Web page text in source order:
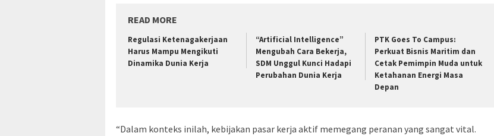
READ MORE
Regulasi Ketenagakerjaan
Harus Mampu Mengikuti
Dinamika Dunia Kerja
“Artificial Intelligence”
Mengubah Cara Bekerja,
SDM Unggul Kunci Hadapi
Perubahan Dunia Kerja
PTK Goes To Campus:
Perkuat Bisnis Maritim dan
Cetak Pemimpin Muda untuk
Ketahanan Energi Masa
Depan
“Dalam konteks inilah, kebijakan pasar kerja aktif memegang peranan yang sangat vital.